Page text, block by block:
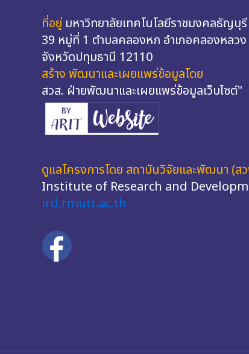
ที่อยู่ มหาวิทยาลัยเทคโนโลยีราชมงคลธัญบุรี
39 หมู่ที่ 1 ตำบลคลองหก อำเภอคลองหลวง
จังหวัดปทุมธานี 12110
สร้าง พัฒนาและเผยแพร่ข้อมูลโดย
สวส. ฝ่ายพัฒนาและเผยแพร่ข้อมูลเว็บไซต์"
ดูแลโครงการโดย สถาบันวิจัยและพัฒนา (ส
Institute of Research and
ird.rmutt.ac.th